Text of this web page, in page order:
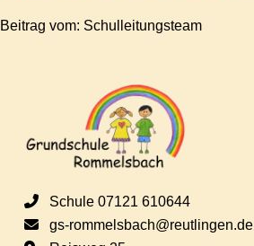
Beitrag vom: Schulleitungsteam
Schule 07121 610644
gs-rommelsbach@reutlingen.de